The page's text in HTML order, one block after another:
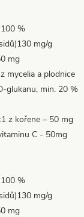
%
mg/g
mg
mycelia a plodnice
glukanu, min. 20 %
z kořene – 50 mg
C - 50mg
%
mg/g
mg